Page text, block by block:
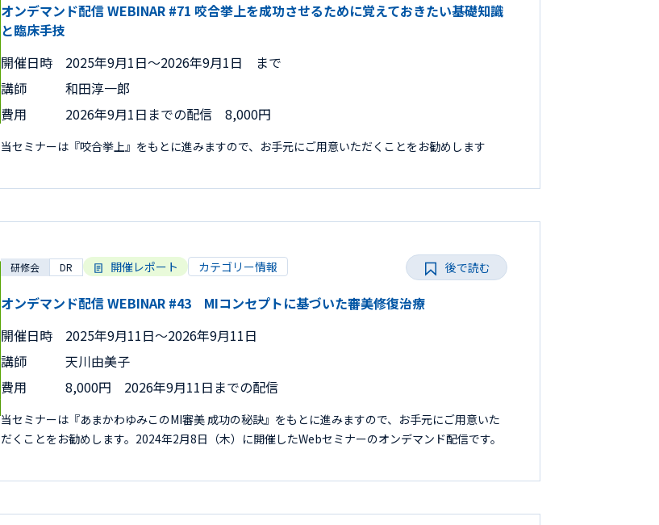
オンデマンド配信 WEBINAR #71 咬合挙上を成功させるために覚えておきたい基礎知識
と臨床手技
開催日時
2025年9月1日〜2026年9月1日 まで
講師
和田淳一郎
費用
2026年9月1日までの配信 8,000円
当セミナーは『咬合挙上』をもとに進みますので、お手元にご用意いただくことをお勧めします
研修会 DR 開催レポート カテゴリー情報
オンデマンド配信 WEBINAR #43 MIコンセプトに基づいた審美修復治療
開催日時
2025年9月11日〜2026年9月11日
講師
天川由美子
費用
8,000円 2026年9月11日までの配信
当セミナーは『あまかわゆみこのMI審美 成功の秘訣』をもとに進みますので、お手元にご用意いた
だくことをお勧めします。2024年2月8日（木）に開催したWebセミナーのオンデマンド配信です。
後で読む